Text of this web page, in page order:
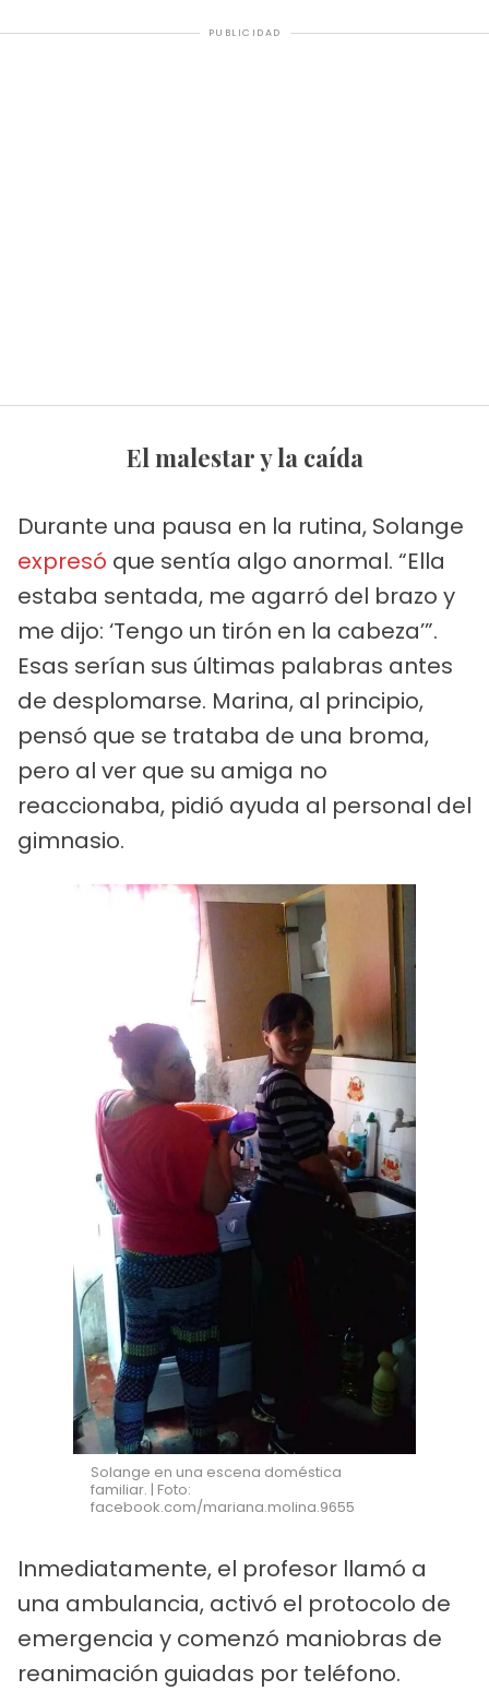
PUBLICIDAD
El malestar y la caída
Durante una pausa en la rutina, Solange
expresó que sentía algo anormal. “Ella
estaba sentada, me agarró del brazo y
me dijo: ‘Tengo un tirón en la cabeza’”.
Esas serían sus últimas palabras antes
de desplomarse. Marina, al principio,
pensó que se trataba de una broma,
pero al ver que su amiga no
reaccionaba, pidió ayuda al personal del
gimnasio.
Solange en una escena doméstica
familiar. | Foto:
facebook.com/mariana.molina.9655
Inmediatamente, el profesor llamó a
una ambulancia, activó el protocolo de
emergencia y comenzó maniobras de
reanimación guiadas por teléfono.